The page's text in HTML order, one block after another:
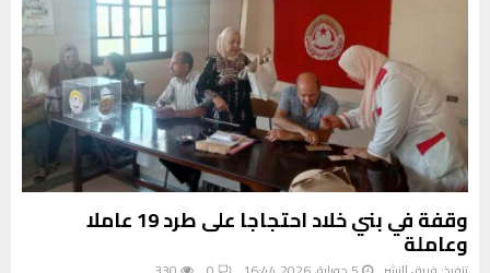
وقفة في بني خلاد احتجاجا على طرد 19 عاملا
وعاملة